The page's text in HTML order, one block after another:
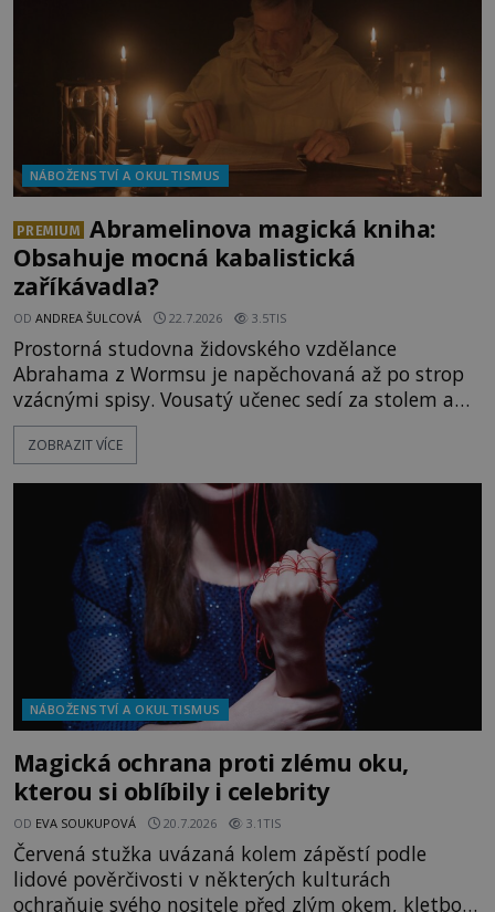
NÁBOŽENSTVÍ A OKULTISMUS
PREMIUM
Abramelinova magická kniha:
Obsahuje mocná kabalistická
zaříkávadla?
OD ANDREA ŠULCOVÁ 22.7.2026 3.5TIS
Prostorná studovna židovského vzdělance
Abrahama z Wormsu je napěchovaná až po strop
vzácnými spisy. Vousatý učenec sedí za stolem a
před sebou má rozložený jeden z nejzáhadnějších
magických textů. Jde o Abramelinův grimoár, který
kouzla, jak si někteří myslí, nebo jde o pouhou
pověru? Už šest měsíců pobývá
ZOBRAZIT VÍCE
NÁBOŽENSTVÍ A OKULTISMUS
Magická ochrana proti zlému oku,
kterou si oblíbily i celebrity
OD EVA SOUKUPOVÁ 20.7.2026 3.1TIS
Červená stužka uvázaná kolem zápěstí podle
lidové pověrčivosti v některých kulturách
ochraňuje svého nositele před zlým okem, kletbou,